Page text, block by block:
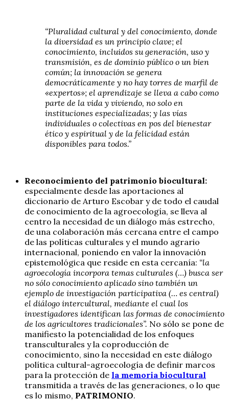
“Pluralidad cultural y del conocimiento, donde
la diversidad es un principio clave; el
conocimiento, incluidos su generación, uso y
transmisión, es de dominio público o un bien
común; la innovación se genera
democráticamente y no hay torres de marfil de
«expertos»; el aprendizaje se lleva a cabo como
parte de la vida y viviendo, no solo en
instituciones especializadas; y las vías
individuales o colectivas en pos del bienestar
ético y espiritual y de la felicidad están
disponibles para todos.”
Reconocimiento del patrimonio biocultural:
especialmente desde las aportaciones al
diccionario de Arturo Escobar y de todo el caudal
de conocimiento de la agroecología, se lleva al
centro la necesidad de un diálogo más estrecho,
de una colaboración más cercana entre el campo
de las políticas culturales y el mundo agrario
internacional, poniendo en valor la innovación
epistemológica que reside en esta cercanía: “la
agroecología incorpora temas culturales (…) busca ser
no sólo conocimiento aplicado sino también un
ejemplo de investigación participativa (… es central)
el diálogo intercultural, mediante el cual los
investigadores identifican las formas de conocimiento
de los agricultores tradicionales”. No sólo se pone de
manifiesto la potencialidad de los enfoques
transculturales y la coproducción de
conocimiento, sino la necesidad en este diálogo
política cultural-agroecología de definir marcos
para la protección de la memoria biocultural
transmitida a través de las generaciones, o lo que
es lo mismo, PATRIMONIO.